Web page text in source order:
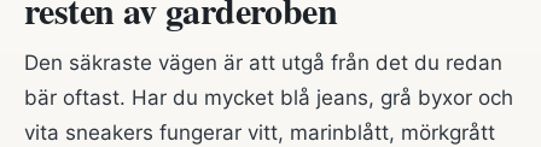
Den säkraste vägen är att utgå från det du redan
bär oftast. Har du mycket blå jeans, grå byxor och
vita sneakers fungerar vitt, marinblått, mörkgrått